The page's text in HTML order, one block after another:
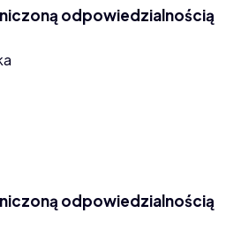
odpowiedzialnością
odpowiedzialnością